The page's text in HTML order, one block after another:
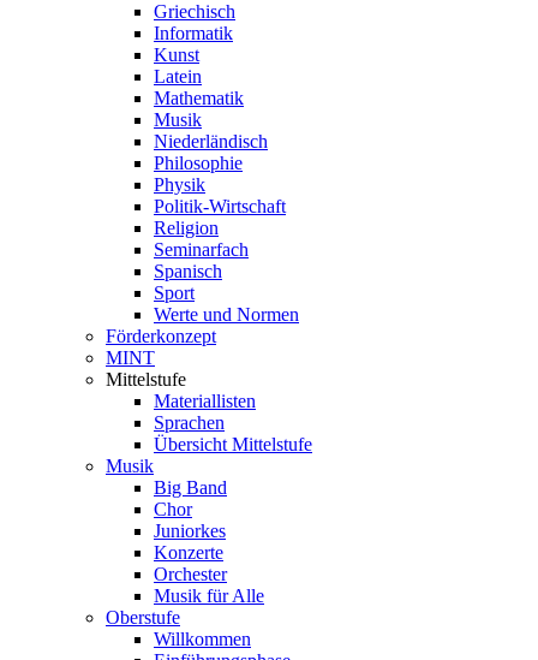
Griechisch
Informatik
Kunst
Latein
Mathematik
Musik
Niederländisch
Philosophie
Physik
Politik-Wirtschaft
Religion
Seminarfach
Spanisch
Sport
Werte und Normen
Förderkonzept
MINT
Mittelstufe
Materiallisten
Sprachen
Übersicht Mittelstufe
Musik
Big Band
Chor
Juniorkes
Konzerte
Orchester
Musik für Alle
Oberstufe
Willkommen